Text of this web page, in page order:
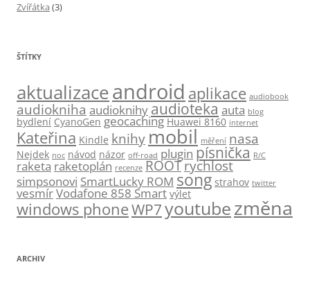
Zvířátka (3)
ŠTÍTKY
aktualizaceandroid aplikace audiobook
audiokniha audioknihy audioteka auta blog
bydlení CyanoGen geocaching Huawei 8160 internet
Kateřina Kindle knihy mobil měření nasa
Nejdek noc návod názor off-road plugin písnička R/C
raketa raketoplán recenze ROOTrychlost
simpsonovi SmartLucky ROM song strahov twitter
vesmírVodafone 858 Smart výlet
windows phoneWP7youtubezměna
ARCHIV